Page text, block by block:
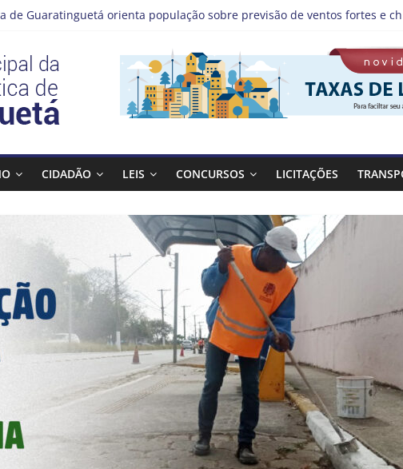
de Guaratinguetá orienta população sobre previsão de ventos fortes e
MIS | Programação de Agosto
(08), a Prefeitura de Guaratinguetá realiza mais uma edição do
Cata Bagulho atenderá o seguinte bairro neste sábado, (08)
CIDADÃO LEIS CONCURSOS LICITAÇÕES